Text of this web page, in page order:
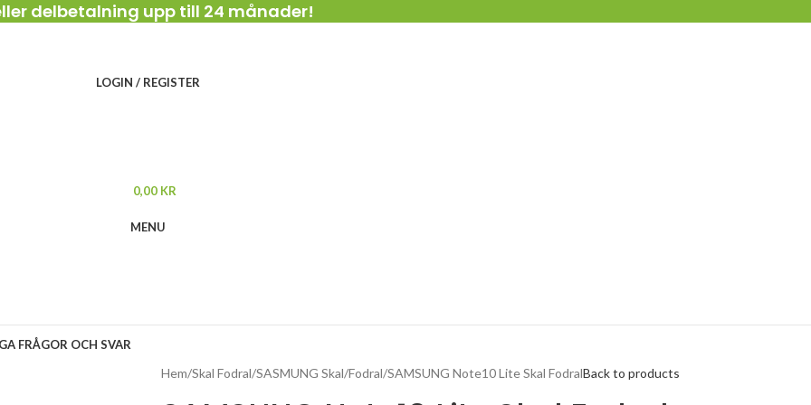
delbetalning upp till 24 månader!
LOGIN / REGISTER
0,00 KR
MENU
FRÅGOR OCH SVAR
Hem Skal Fodral SASMUNG Skal/Fodral SAMSUNG Note10 Lite Skal FodralBack to products